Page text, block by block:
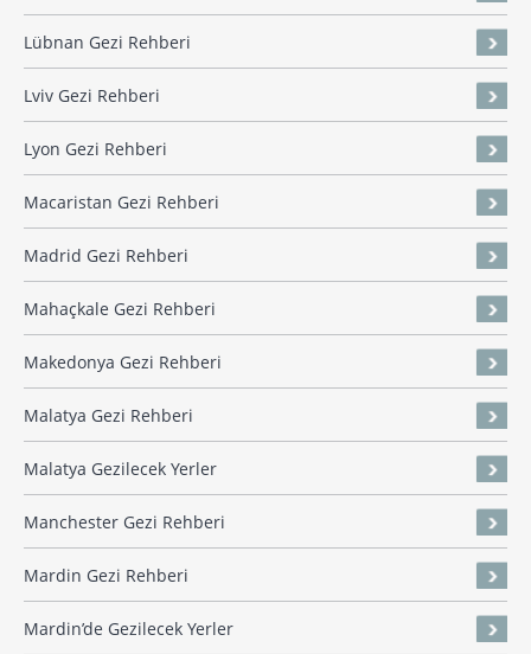
Lübnan Gezi Rehberi
Lviv Gezi Rehberi
Lyon Gezi Rehberi
Macaristan Gezi Rehberi
Madrid Gezi Rehberi
Mahaçkale Gezi Rehberi
Makedonya Gezi Rehberi
Malatya Gezi Rehberi
Malatya Gezilecek Yerler
Manchester Gezi Rehberi
Mardin Gezi Rehberi
Mardin’de Gezilecek Yerler